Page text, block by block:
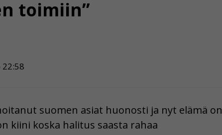
toimiin”
22:58
suomen asiat huonosti ja nyt elämä
kiini koska halitus saasta rahaa